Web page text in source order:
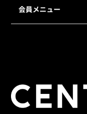
会員メニュー